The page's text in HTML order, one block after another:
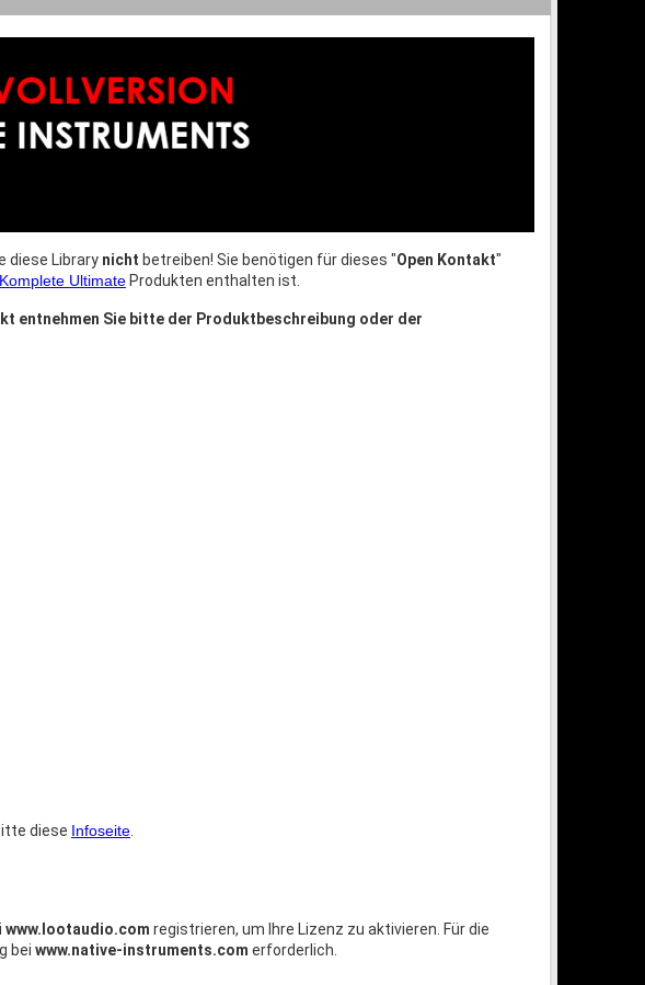
diese Library nicht betreiben! Sie benötigen für dieses "Open Kontakt"
Komplete Ultimate Produkten enthalten ist.
entnehmen Sie bitte der Produktbeschreibung oder der
diese Infoseite.
www.lootaudio.com registrieren, um Ihre Lizenz zu aktivieren. Für die
bei www.native-instruments.com erforderlich.